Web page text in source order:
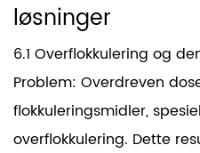
løsninger
6.1 Overflokkulering og
Problem: Overdreven
flokkuleringsmidler,
overflokkulering. Dette